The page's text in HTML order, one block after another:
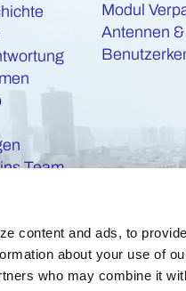
content and ads, to
about your use of
who may combine it
Team
Modul
Antennen